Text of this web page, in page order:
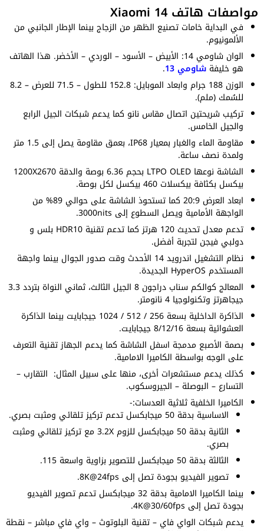
مواصفات هاتف Xiaomi 14
في البداية خامات تصنيع الظهر من الزجاج بينما الإطار الجانبي من
الألمونيوم.
الوان شاومي 14: الأبيض – الأسود – الوردي – الأخضر. هذا الهاتف
هو خليفة شاومي 13
.
الوزن 188 جرام وابعاد الموبايل: 152.8 للطول – 71.5 للعرض – 8.2
للسُمك (ملم).
تركيب شريحتين اتصال مقاس نانو كما يدعم شبكات الجيل الرابع
والجيل الخامس.
مقاومة الماء والغبار بمعيار IP68، بعمق مقاومة يصل إلى 1.5 متر
ولمدة نصف ساعة.
الشاشة نوعها LTPO OLED بحجم 6.36 بوصة والدقة 1200X2670
بيكسل بكثافة بيكسلات 460 بيكسل لكل بوصة.
ابعاد العرض 20:9 كما تستحوذ الشاشة على حوالي 89% من
الواجهة الأمامية ويصل السطوع إلى 3000nits.
تدعم معدل تحديث 120 هرتز كما تدعم تقنية HDR10 بلس و
دولبي فيجن لتجربة أفضل.
نظام التشغيل اندرويد 14 الأحدث وقت صدور الجوال بينما واجهة
المستخدم HyperOS الجديدة.
المعالج كوالكم سناب دراجون 8 الجيل الثالث، ثماني النواة بتردد 3.3
جيجاهرتز وتكنولوجيا 4 نانومتر.
الذاكرة الداخلية بسعة 256 / 512 / 1024 جيجابايت بينما الذاكرة
العشوائية بسعة 8/12/16 جيجابايت.
بصمة الأصبع مدمجة اسفل الشاشة كما يدعم الجهاز تقنية التعرف
على الوجه بواسطة الكاميرا الامامية.
كذلك يدعم مستشعرات أخرى، منها على سبيل المثال: التقارب –
التسارع – البوصلة – الجيروسكوب.
الكاميرا الخلفية ثلاثية العدسات:-
الاساسية بدقة 50 ميجابكسل تدعم تركيز تلقائي ومثبت بصري.
الثانية بدقة 50 ميجابكسل للزوم 3.2X مع تركيز تلقائي ومثبت
بصري.
الثالثة بدقة 50 ميجابكسل للتصوير بزاوية واسعة 115.
تصوير الفيديو بجودة تصل إلى 8K@24fps.
بينما الكاميرا الامامية بدقة 32 ميجابكسل تدعم تصوير الفيديو
بجودة تصل إلى 4K@30/60fps.
يدعم شبكات الواي فاي – تقنية البلوتوث – واي فاي مباشر – نقطة